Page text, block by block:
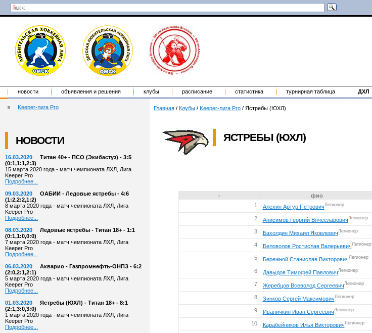
новости объявления и решения клубы расписание статистика турнирная таблица ДХЛ
Keeper-лига Pro
НОВОСТИ
16.03.2020
Титан 40+ - ПСО (Экибастуз) - 3:5
(0:1,1:1,2:3)
15 марта 2020 года - матч чемпионата ЛХЛ, Лига
Keeper Pro
Подробнее...
09.03.2020
ОАБИИ - Ледовые ястребы - 4:6
(1:2,2:2,1:2)
8 марта 2020 года - матч чемпионата ЛХЛ, Лига
Keeper Pro
Подробнее...
08.03.2020
Ледовые ястребы - Титан 18+ - 1:1
(0:1,1:0,0:0)
7 марта 2020 года - матч чемпионата ЛХЛ, Лига
Keeper Pro
Подробнее...
06.03.2020
Акварио - Газпромнефть-ОНПЗ - 6:2
(2:0,2:1,2:1)
5 марта 2020 года - матч чемпионата ЛХЛ, Лига
Keeper Pro
Подробнее...
01.03.2020
Ястребы (ЮХЛ) - Титан 18+ - 8:1
(2:1,3:0,3:0)
1 марта 2020 года - матч чемпионата ЛХЛ, Лига
Keeper Pro
Подробнее...
Главная / Клубы / Keeper-лига Pro / Ястребы (ЮХЛ)
ЯСТРЕБЫ (ЮХЛ)
- фио
1
Алехин Артур ПетровичЛегионер
2 Анисимов Георгий ВячеславовичЛегионер
3 Бахолдин Михаил ЯковлевичЛегионер
4 Беловолов Ростислав ВалерьевичЛегионер
5 Бережной Станислав ВикторовичЛегионер
6 Давыдов Тимофей ПавловичЛегионер
7 Жеребцов Всеволод СергеевичЛегионер
8 Зинков Сергей МаксимовичЛегионер
9 Иваничкин Иван СергеевичЛегионер
10 Карабейников Илья ВикторовичЛегионер